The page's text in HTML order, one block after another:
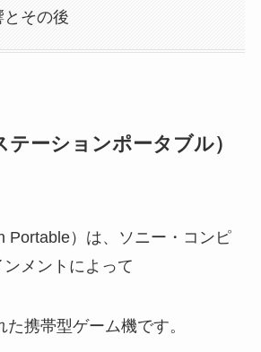
とその後
ーションポータブル）
Portable）は、ソニー・コンピ
メントによって
た携帯型ゲーム機です。